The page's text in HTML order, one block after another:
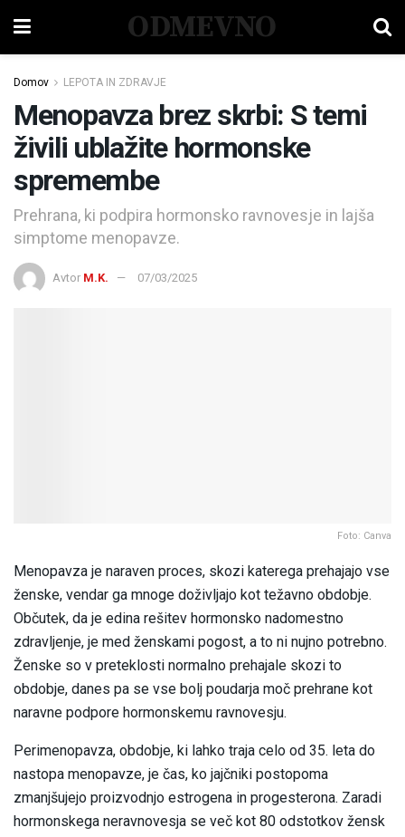
ODMEVNO
Domov LEPOTA IN ZDRAVJE
Menopavza brez skrbi: S temi
živili ublažite hormonske
spremembe
Prehrana, ki podpira hormonsko ravnovesje in lajša
simptome menopavze.
Avtor M.K. 07/03/2025
Foto: Canva
Menopavza je naraven proces, skozi katerega prehajajo vse
ženske, vendar ga mnoge doživljajo kot težavno obdobje.
Občutek, da je edina rešitev hormonsko nadomestno
zdravljenje, je med ženskami pogost, a to ni nujno potrebno.
Ženske so v preteklosti normalno prehajale skozi to
obdobje, danes pa se vse bolj poudarja moč prehrane kot
naravne podpore hormonskemu ravnovesju.
Perimenopavza, obdobje, ki lahko traja celo od 35. leta do
nastopa menopavze, je čas, ko jajčniki postopoma
zmanjšujejo proizvodnjo estrogena in progesterona. Zaradi
hormonskega neravnovesja se več kot 80 odstotkov žensk